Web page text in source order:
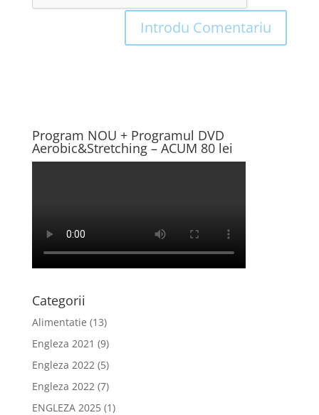
Program NOU + Programul DVD
Aerobic&Stretching – ACUM 80 lei
Categorii
Alimentatie (13)
Engleza 2021 (9)
Engleza 2022(5)
Engleza 2022(7)
ENGLEZA 2025(1)